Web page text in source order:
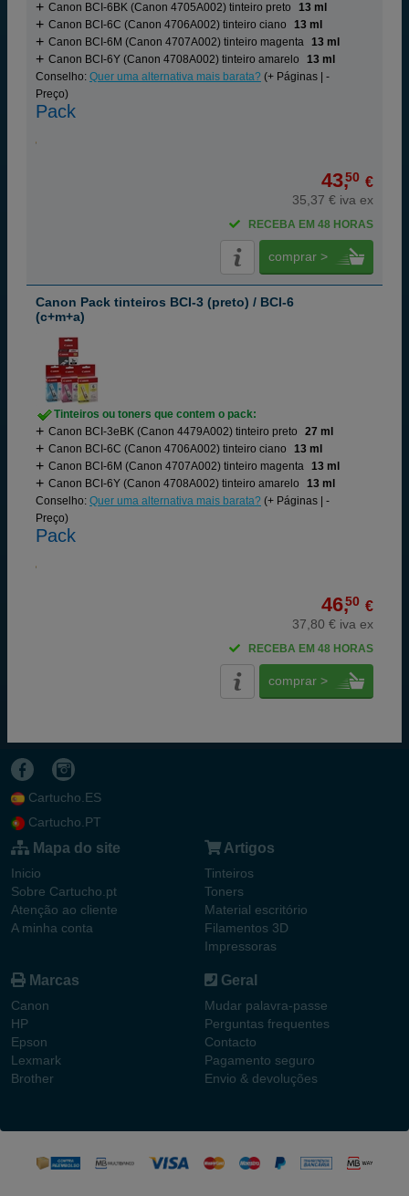
Canon BCI-6BK (Canon 4705A002) tinteiro preto
13 ml
Canon BCI-6C (Canon 4706A002) tinteiro ciano
13 ml
Canon BCI-6M (Canon 4707A002) tinteiro magenta 13 ml
Canon BCI-6Y (Canon 4708A002) tinteiro amarelo
13 ml
Conselho: Quer uma alternativa mais barata? (+ Páginas | -
Preço)
Pack
43,50 €
35,37 € iva ex
RECEBA EM 48 HORAS
comprar >
Canon Pack tinteiros BCI-3 (preto) / BCI-6
(c+m+a)
Tinteiros ou toners que contem o pack:
Canon BCI-3eBK (Canon 4479A002) tinteiro preto
27 ml
Canon BCI-6C (Canon 4706A002) tinteiro ciano
13 ml
Canon BCI-6M (Canon 4707A002) tinteiro magenta 13 ml
Canon BCI-6Y (Canon 4708A002) tinteiro amarelo
13 ml
Conselho: Quer uma alternativa mais barata? (+ Páginas | -
Preço)
Pack
46,50 €
37,80 € iva ex
RECEBA EM 48 HORAS
comprar >
Cartucho.ES
Cartucho.PT
Mapa do site
Inicio
Sobre Cartucho.pt
Atenção ao cliente
A minha conta
Artigos
Tinteiros
Toners
Material escritório
Filamentos 3D
Impressoras
Marcas
Canon
HP
Epson
Lexmark
Brother
Geral
Mudar palavra-passe
Perguntas frequentes
Contacto
Pagamento seguro
Envio & devoluções